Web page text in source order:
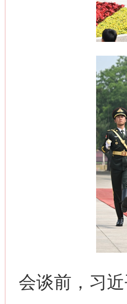
会谈前，习